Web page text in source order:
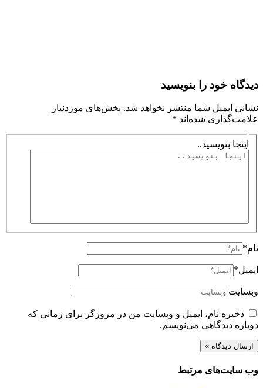
دیدگاه‌ خود را بنویسید
نشانی ایمیل شما منتشر نخواهد شد. بخش‌های موردنیاز
علامت‌گذاری شده‌اند *
اینجا بنویسید..
نام*
ایمیل*
وبسایت
ذخیره نام، ایمیل و وبسایت من در مرورگر برای زمانی که
دوباره دیدگاهی می‌نویسم.
وب سایت‌های مرتبط